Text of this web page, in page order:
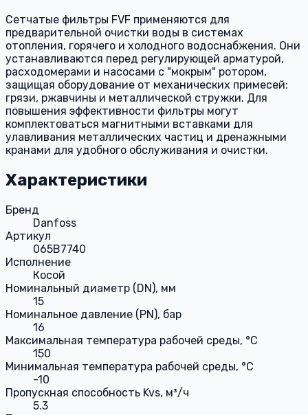
Сетчатые фильтры FVF применяются для
предварительной очистки воды в системах
отопления, горячего и холодного водоснабжения. Они
устанавливаются перед регулирующей арматурой,
расходомерами и насосами с "мокрым" ротором,
защищая оборудование от механических примесей:
грязи, ржавчины и металлической стружки. Для
повышения эффективности фильтры могут
комплектоваться магнитными вставками для
улавливания металлических частиц и дренажными
кранами для удобного обслуживания и очистки.
Характеристики
Бренд
Danfoss
Артикул
065B7740
Исполнение
Косой
Номинальный диаметр (DN), мм
15
Номинальное давление (PN), бар
16
Максимальная температура рабочей среды, °С
150
Минимальная температура рабочей среды, °С
-10
Пропускная способность Kvs, м³/ч
5.3